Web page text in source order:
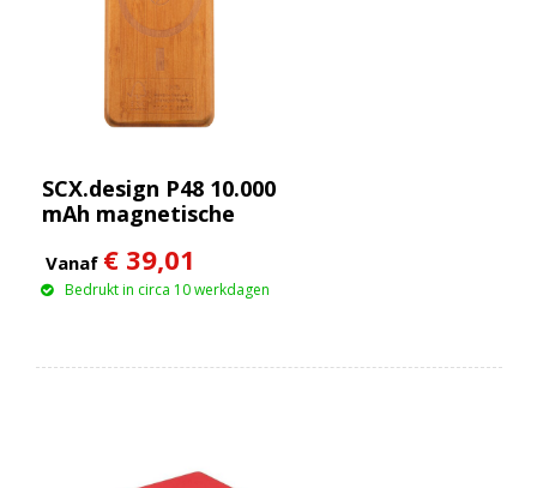
SCX.design P48 10.000
mAh magnetische
van 15 W
Vanaf € 39,01
Bedrukt in circa 10 werkdagen